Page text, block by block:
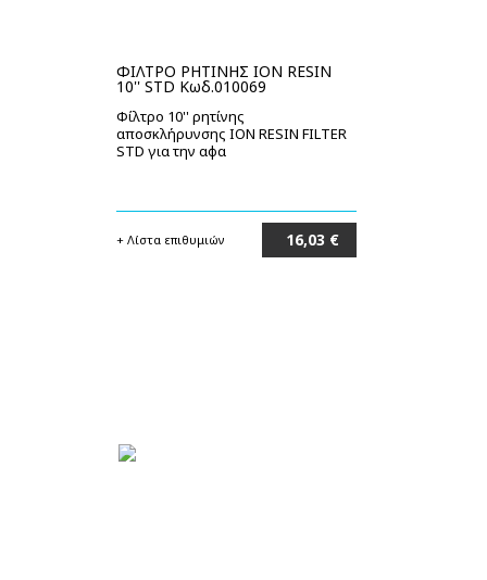
ΦΙΛΤΡΟ ΡΗΤΙΝΗΣ ION RESIN
10'' STD Κωδ.010069
Φίλτρο 10'' ρητίνης
αποσκλήρυνσης ION RESIN FILTER
STD για την αφα
+ Λίστα επιθυμιών 16,03 €